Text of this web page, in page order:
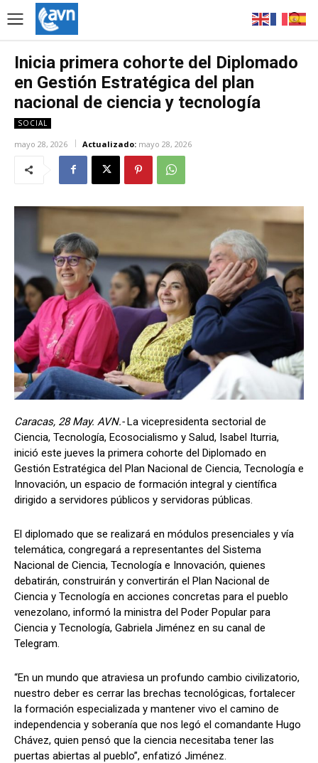
Inicia primera cohorte del Diplomado
en Gestión Estratégica del plan
nacional de ciencia y tecnología
SOCIAL
mayo 28, 2026 Actualizado: mayo 28, 2026
Caracas, 28 May. AVN.-La vicepresidenta sectorial de
Ciencia, Tecnología, Ecosocialismo y Salud, Isabel Iturria,
inició este jueves la primera cohorte del Diplomado en
Gestión Estratégica del Plan Nacional de Ciencia, Tecnología e
Innovación, un espacio de formación integral y científica
dirigido a servidores públicos y servidoras públicas.
El diplomado que se realizará en módulos presenciales y vía
telemática, congregará a representantes del Sistema
Nacional de Ciencia, Tecnología e Innovación, quienes
debatirán, construirán y convertirán el Plan Nacional de
Ciencia y Tecnología en acciones concretas para el pueblo
venezolano, informó la ministra del Poder Popular para
Ciencia y Tecnología, Gabriela Jiménez en su canal de
Telegram.
“En un mundo que atraviesa un profundo cambio civilizatorio,
nuestro deber es cerrar las brechas tecnológicas, fortalecer
la formación especializada y mantener vivo el camino de
independencia y soberanía que nos legó el comandante Hugo
Chávez, quien pensó que la ciencia necesitaba tener las
puertas abiertas al pueblo”, enfatizó Jiménez.